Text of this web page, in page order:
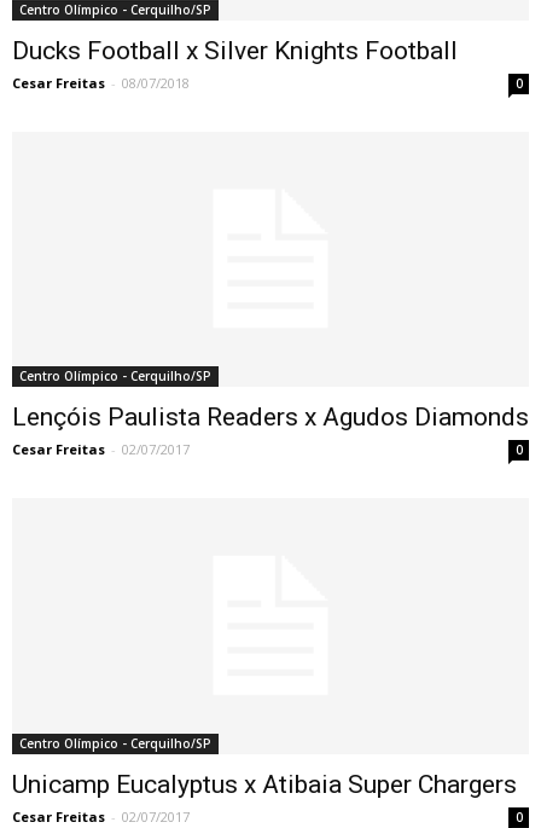
Centro Olímpico - Cerquilho/SP
Ducks Football x Silver Knights Football
Cesar Freitas - 08/07/2018 0
Centro Olímpico - Cerquilho/SP
Lençóis Paulista Readers x Agudos Diamonds
Cesar Freitas - 02/07/2017 0
Centro Olímpico - Cerquilho/SP
Unicamp Eucalyptus x Atibaia Super Chargers
Cesar Freitas - 02/07/2017 0